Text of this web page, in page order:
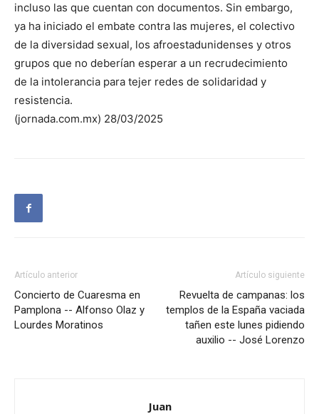
incluso las que cuentan con documentos. Sin embargo,
ya ha iniciado el embate contra las mujeres, el colectivo
de la diversidad sexual, los afroestadunidenses y otros
grupos que no deberían esperar a un recrudecimiento
de la intolerancia para tejer redes de solidaridad y
resistencia.
(jornada.com.mx) 28/03/2025
Artículo anterior
Concierto de Cuaresma en
Pamplona -- Alfonso Olaz y
Lourdes Moratinos
Artículo siguiente
Revuelta de campanas: los
templos de la España vaciada
tañen este lunes pidiendo
auxilio -- José Lorenzo
Juan